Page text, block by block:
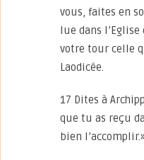
vous, faites en
lue dans l’Eglise
votre tour celle
Laodicée.
17 Dites à
que tu as reçu
bien l’accomplir.»